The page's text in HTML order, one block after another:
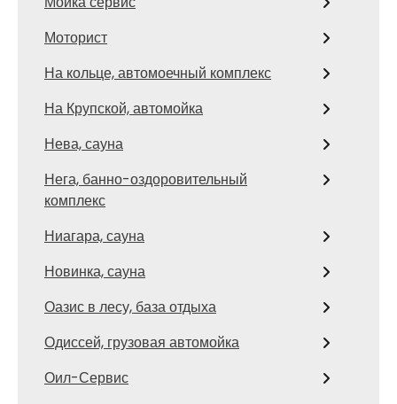
Моторист
На кольце, автомоечный комплекс
На Крупской, автомойка
Нева, сауна
Нега, банно-оздоровительный
комплекс
Ниагара, сауна
Новинка, сауна
Оазис в лесу, база отдыха
Одиссей, грузовая автомойка
Оил-Сервис